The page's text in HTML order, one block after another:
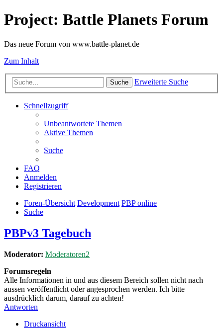
Project: Battle Planets Forum
Das neue Forum von www.battle-planet.de
Zum Inhalt
Suche Erweiterte Suche
Schnellzugriff
Unbeantwortete Themen
Aktive Themen
Suche
FAQ
Anmelden
Registrieren
Foren-Übersicht Development PBP online
Suche
PBPv3 Tagebuch
Moderator: Moderatoren2
Forumsregeln
Alle Informationen in und aus diesem Bereich sollen nicht nach
aussen veröffentlicht oder angesprochen werden. Ich bitte
ausdrücklich darum, darauf zu achten!
Antworten
Druckansicht